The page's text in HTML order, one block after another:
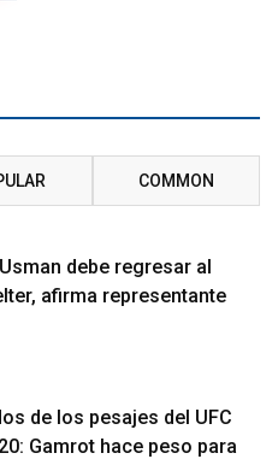
COMMON
debe regresar al
afirma representante
de los pesajes del UFC
Gamrot hace peso para